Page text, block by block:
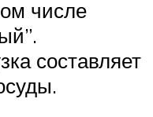
числе
составляет